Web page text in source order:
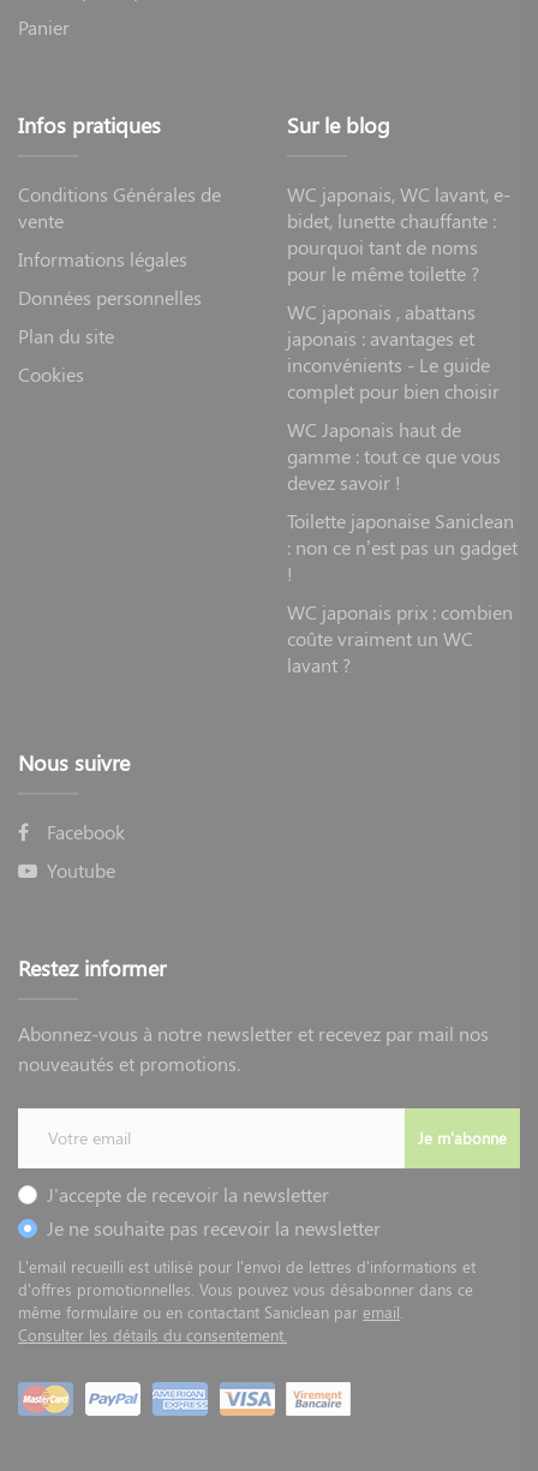
Panier
Infos pratiques
Conditions Générales de
vente
Informations légales
Données personnelles
Plan du site
Cookies
Sur le blog
WC japonais, WC lavant, e-
bidet, lunette chauffante :
pourquoi tant de noms
pour le même toilette ?
WC japonais , abattans
japonais : avantages et
inconvénients - Le guide
complet pour bien choisir
WC Japonais haut de
gamme : tout ce que vous
devez savoir !
Toilette japonaise Saniclean
: non ce n’est pas un gadget
!
WC japonais prix : combien
coûte vraiment un WC
lavant ?
Nous suivre
Facebook
Youtube
Restez informer
Abonnez-vous à notre newsletter et recevez par mail nos
nouveautés et promotions.
Je m'abonne
J'accepte de recevoir la newsletter
Je ne souhaite pas recevoir la newsletter
L'email recueilli est utilisé pour l'envoi de lettres d'informations et
d'offres promotionnelles. Vous pouvez vous désabonner dans ce
même formulaire ou en contactant Saniclean par email
Consulter les détails du consentement.